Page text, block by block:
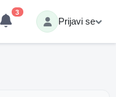
3
Prijavi se